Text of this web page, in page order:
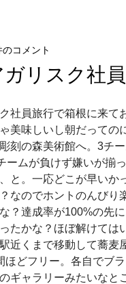
のコメント
リスク社
社員旅行で箱根に来
美味しいし朝だっての
刻の森美術館へ。3チ
ームが負けず嫌いが揃
と。一応どこが早い
なのでホントのんび
？達成率が100%の先
たかな？ほぼ解けて
近くまで移動して蕎麦
ほどフリー。各自でブ
ギャラリーみたいな